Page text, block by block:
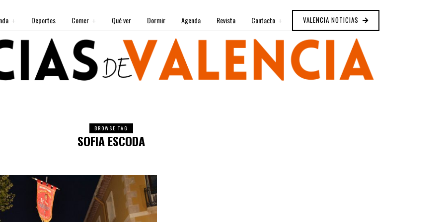
Deportes Comer Qué ver Dormir Agenda Revista Contacto VALENCIA NOTICIAS
BROWSE TAG
SOFIA ESCODA